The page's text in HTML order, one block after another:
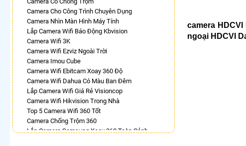
Camera Cho Công Trình Chuyên Dụng
Camera Nhìn Màn Hình Máy Tính
Lắp Camera Wifi Báo Động Kbvision
Camera Wifi 3K
Camera Wifi Ezviz Ngoài Trời
Camera Imou Cube
Camera Wifi Ebitcam Xoay 360 Độ
Camera Wifi Dahua Có Màu Ban Đêm
Lắp Camera Wifi Giá Rẻ Visioncop
Camera Wifi Hikvision Trong Nhà
Top 5 Camera Wifi 360 Tốt
Camera Chống Trộm 360
Lắp Camera Samsung Xoay 360 Toàn Cảnh
camera HDCVI
ngoại HDCVI